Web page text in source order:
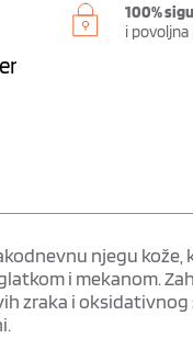
100%
i
njegu
i mekanom.
zraka i